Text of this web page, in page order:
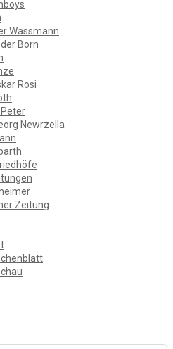
Wassmann
Born
Rosi
Newrzella
Zeitung